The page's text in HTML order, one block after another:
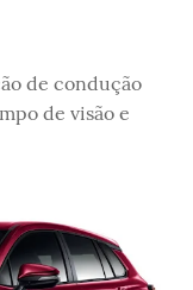
de condução
de visão e